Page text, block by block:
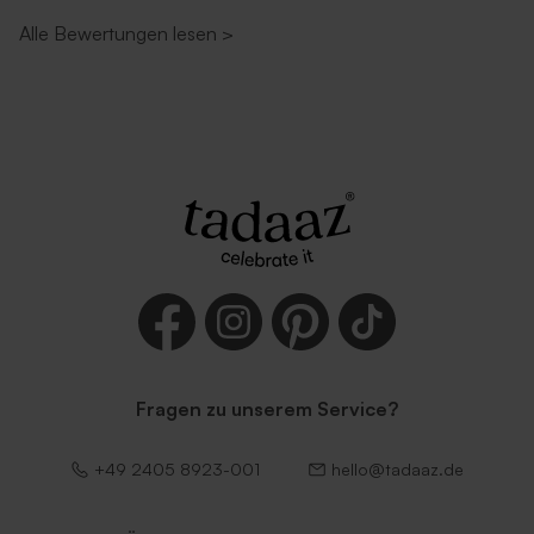
Alle Bewertungen lesen >
Fragen zu unserem Service?
+49 2405 8923-001 hello@tadaaz.de